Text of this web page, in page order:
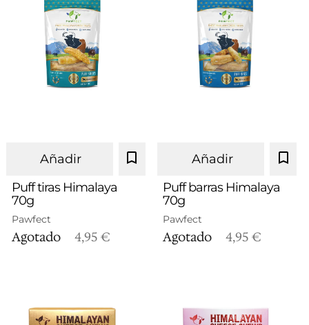
Añadir
Puff tiras Himalaya
70g
Pawfect
Agotado 4,95 €
Añadir
Puff barras Himalaya
70g
Pawfect
Agotado 4,95 €